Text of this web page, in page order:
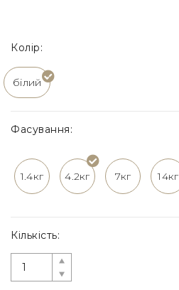
Колір:
білий
Фасування:
1.4кг 4.2кг 7кг 14кг
Кількість: